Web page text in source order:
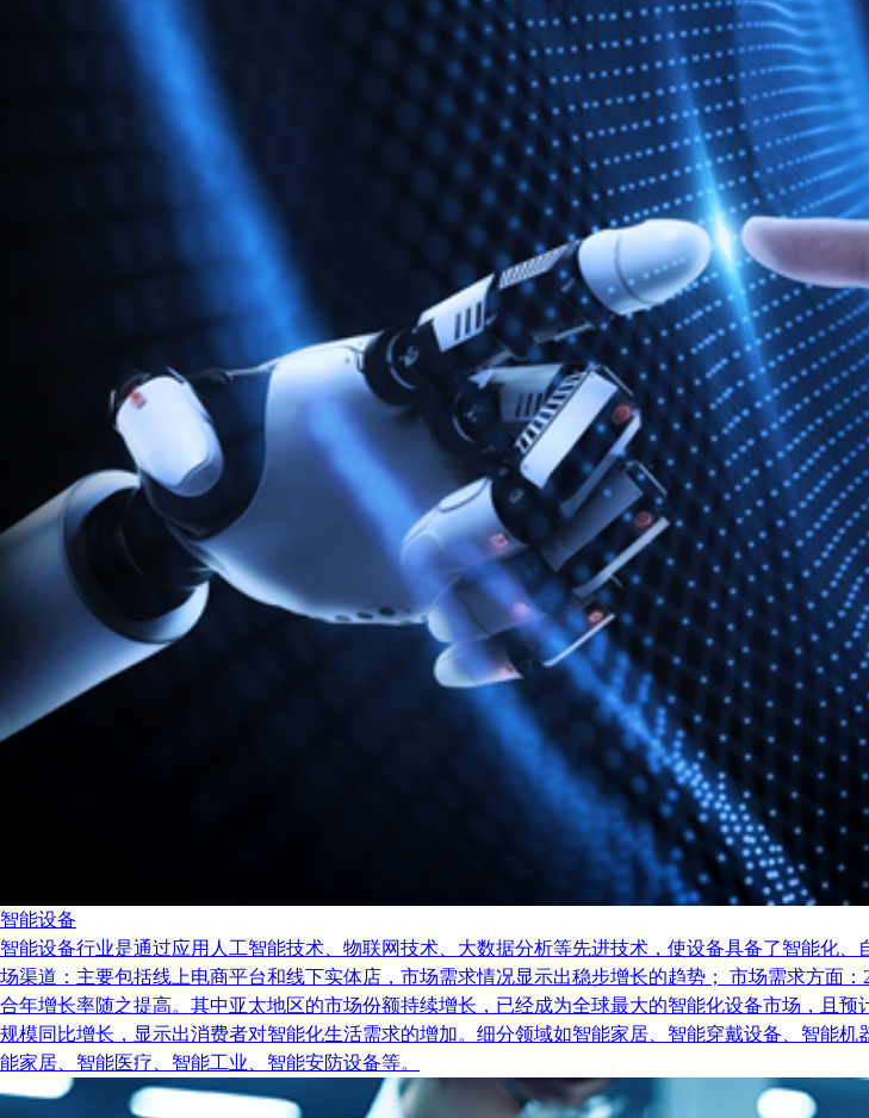
智能设备
智能设备行业是通过应用人工智能技术、物联网技术、大数据分析等先进技术，使设备具备了智能化
场渠道：主要包括线上电商平台和线下实体店，市场需求情况显示出稳步增长的趋势； 市场需求方面
合年增长率随之提高。其中亚太地区的市场份额持续增长，已经成为全球最大的智能化设备市场，且
规模同比增长，显示出消费者对智能化生活需求的增加。细分领域如智能家居、智能穿戴设备、智能
能家居、智能医疗、智能工业、智能安防设备等。